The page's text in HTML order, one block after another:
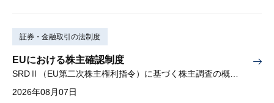
証券・金融取引の法制度
EUにおける株主確認制度
SRDⅡ（EU第二次株主権利指令）に基づく株主調査の概要と課題
2026年08月07日